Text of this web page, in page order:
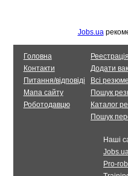
Jobs.ua
Головна
Контакти
Питання/відповіді
Мапа сайту
Роботодавцю
Додати
Всі резюме
Пошук
Каталог
Пошук
Наші
Pro-